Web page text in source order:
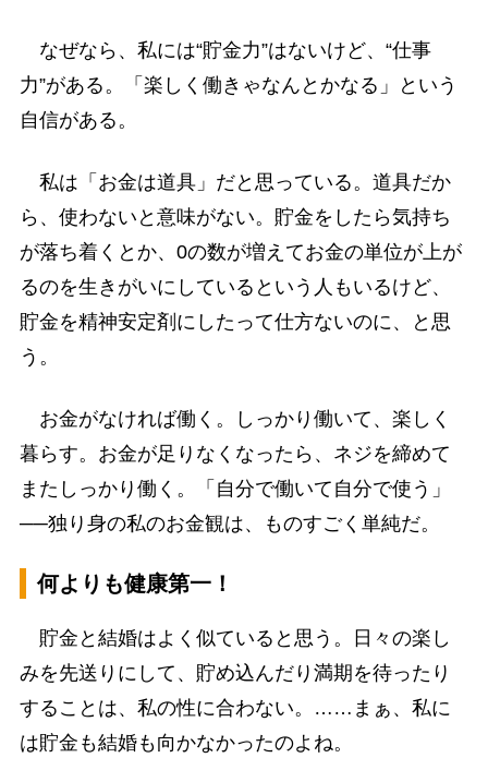
なぜなら、私には“貯金力”はないけど、“仕事
力”がある。「楽しく働きゃなんとかなる」という
自信がある。
私は「お金は道具」だと思っている。道具だか
ら、使わないと意味がない。貯金をしたら気持ち
が落ち着くとか、0の数が増えてお金の単位が上が
るのを生きがいにしているという人もいるけど、
貯金を精神安定剤にしたって仕方ないのに、と思
う。
お金がなければ働く。しっかり働いて、楽しく
暮らす。お金が足りなくなったら、ネジを締めて
またしっかり働く。「自分で働いて自分で使う」
──独り身の私のお金観は、ものすごく単純だ。
何よりも健康第一！
貯金と結婚はよく似ていると思う。日々の楽し
みを先送りにして、貯め込んだり満期を待ったり
することは、私の性に合わない。……まぁ、私に
は貯金も結婚も向かなかったのよね。